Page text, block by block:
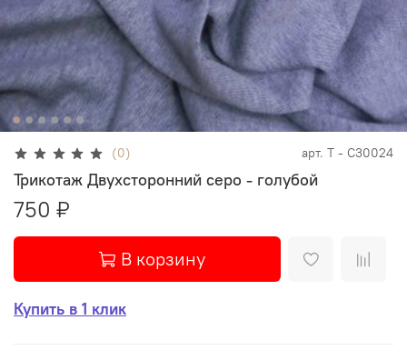
(0) арт. Т - С30024
Трикотаж Двухсторонний серо - голубой
750 ₽
В корзину
Купить в 1 клик